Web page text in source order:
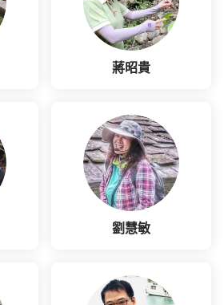
蔣昭貴
劉慧敏